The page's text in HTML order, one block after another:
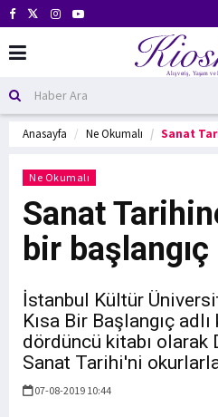
Anasayfa Ne Okumalı Sanat
Ne Okumalı
Sanat
bir başlangıç
İstanbul Kültür
Kısa Bir Başlangıç
dördüncü kitabı olarak
Sanat Tarihi'ni
07-08-2019 10:44